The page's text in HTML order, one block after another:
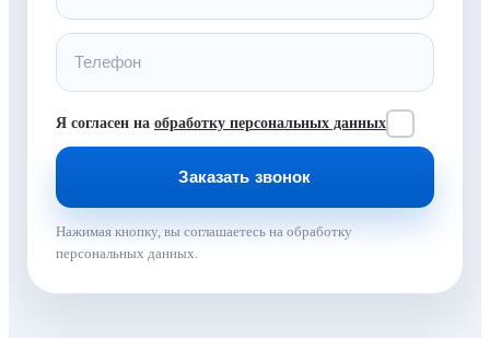
Я согласен на обработку персональных данных
Нажимая кнопку, вы соглашаетесь на обработку
персональных данных.